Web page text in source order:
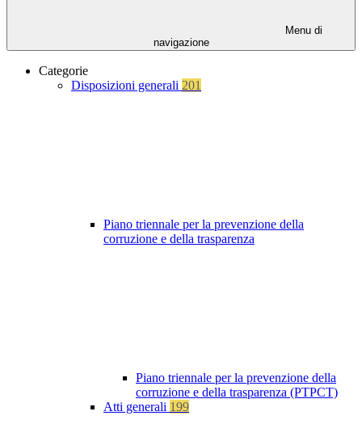
Menu di
navigazione
Categorie
Disposizioni generali 201
Piano triennale per la prevenzione della
corruzione e della trasparenza
Piano triennale per la prevenzione della
corruzione e della trasparenza (PTPCT)
Atti generali 199